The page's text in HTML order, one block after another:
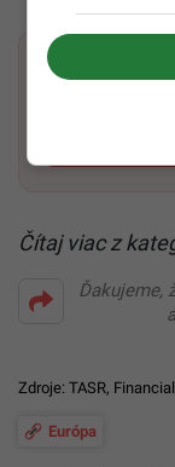
Dostaň
Čítaj viac z
Ďakujeme,
Zdroje: TASR,
Európa